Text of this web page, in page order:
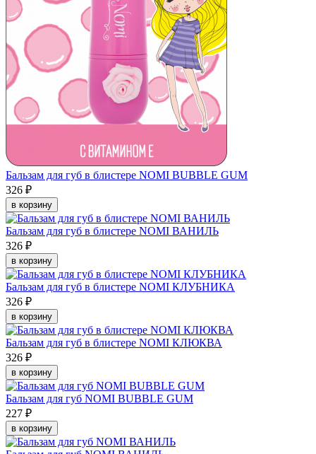
Бальзам для губ в блистере NOMI BUBBLE GUM
326 ₽
в корзину
Бальзам для губ в блистере NOMI ВАНИЛЬ
326 ₽
в корзину
Бальзам для губ в блистере NOMI КЛУБНИКА
326 ₽
в корзину
Бальзам для губ в блистере NOMI КЛЮКВА
326 ₽
в корзину
Бальзам для губ NOMI BUBBLE GUM
227 ₽
в корзину